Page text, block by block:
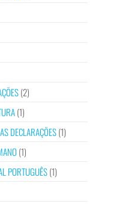
(2)
(1)
DECLARAÇÕES(1)
(1)
PORTUGUÊS(1)